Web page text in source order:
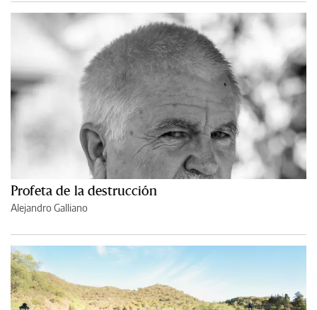
Profeta de la destrucción
Alejandro Galliano